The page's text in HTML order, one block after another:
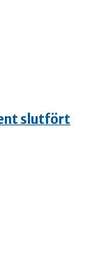
slutfört